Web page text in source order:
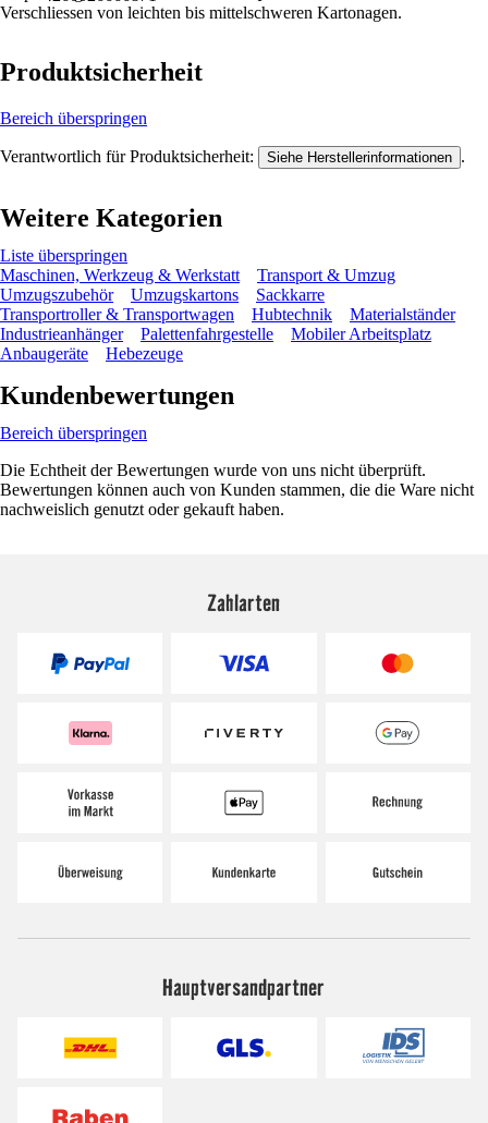
Verschliessen von leichten bis mittelschweren Kartonagen.
Produktsicherheit
Bereich überspringen
Verantwortlich für Produktsicherheit: Siehe Herstellerinformationen .
Weitere Kategorien
Liste überspringen
Maschinen, Werkzeug & Werkstatt
Transport & Umzug
Umzugszubehör
Umzugskartons
Sackkarre
Transportroller & Transportwagen
Hubtechnik
Materialständer
Industrieanhänger
Palettenfahrgestelle
Mobiler Arbeitsplatz
Anbaugeräte
Hebezeuge
Kundenbewertungen
Bereich überspringen
Die Echtheit der Bewertungen wurde von uns nicht überprüft.
Bewertungen können auch von Kunden stammen, die die Ware nicht
nachweislich genutzt oder gekauft haben.
Zahlarten
Hauptversandpartner